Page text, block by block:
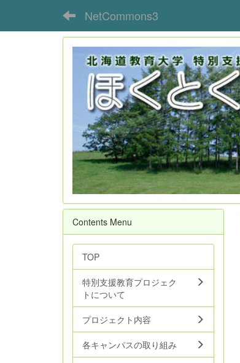
NetCommons3
Contents Menu
TOP
特別支援教育プロジェク
トについて
プロジェクト内容
各キャンパスの取り組み